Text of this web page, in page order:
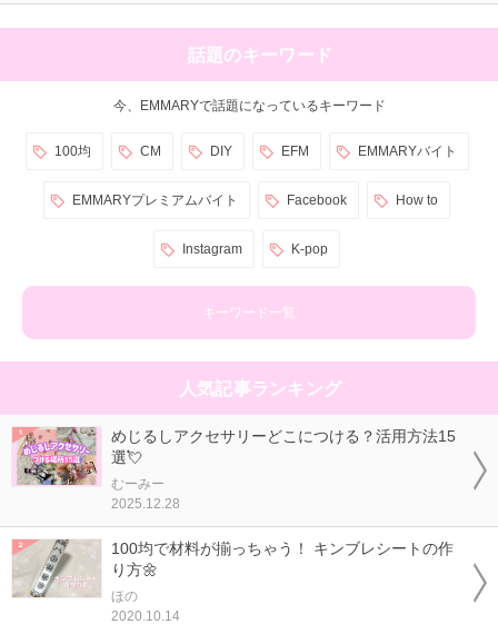
話題のキーワード
今、EMMARYで話題になっているキーワード
100均 CM DIY EFM EMMARYバイト
EMMARYプレミアムバイト Facebook How to
Instagram K-pop
キーワード一覧
人気記事ランキング
めじるしアクセサリーどこにつける？活用方法15
選💘
むーみー
2025.12.28
100均で材料が揃っちゃう！ キンブレシートの作
り方🌼
ほの
2020.10.14